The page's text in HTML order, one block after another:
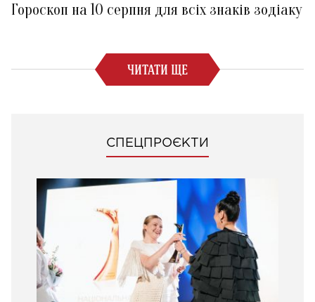
Гороскоп на 10 серпня для всіх знаків зодіаку
ЧИТАТИ ЩЕ
СПЕЦПРОЄКТИ